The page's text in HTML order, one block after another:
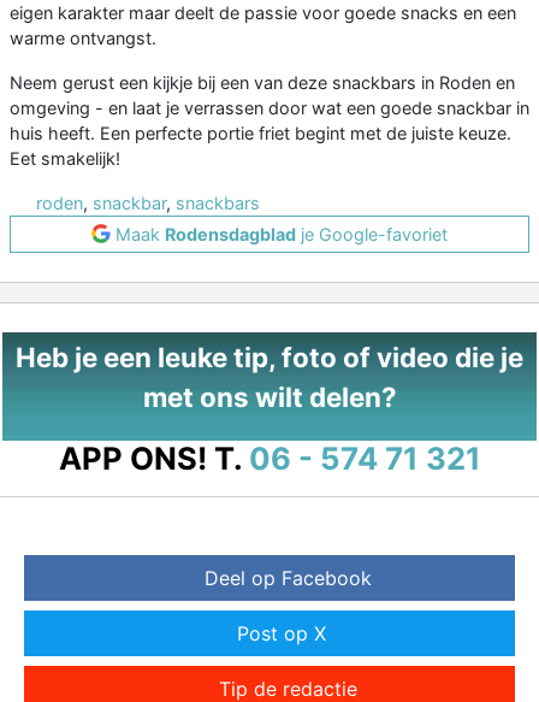
eigen karakter maar deelt de passie voor goede snacks en een
warme ontvangst.
Neem gerust een kijkje bij een van deze snackbars in Roden en
omgeving - en laat je verrassen door wat een goede snackbar in
huis heeft. Een perfecte portie friet begint met de juiste keuze.
Eet smakelijk!
roden, snackbar, snackbars
Maak Rodensdagblad je Google-favoriet
Heb je een leuke tip, foto of video die je
met ons wilt delen?
APP ONS! T. 06 - 574 71 321
Deel op Facebook
Post op X
Tip de redactie